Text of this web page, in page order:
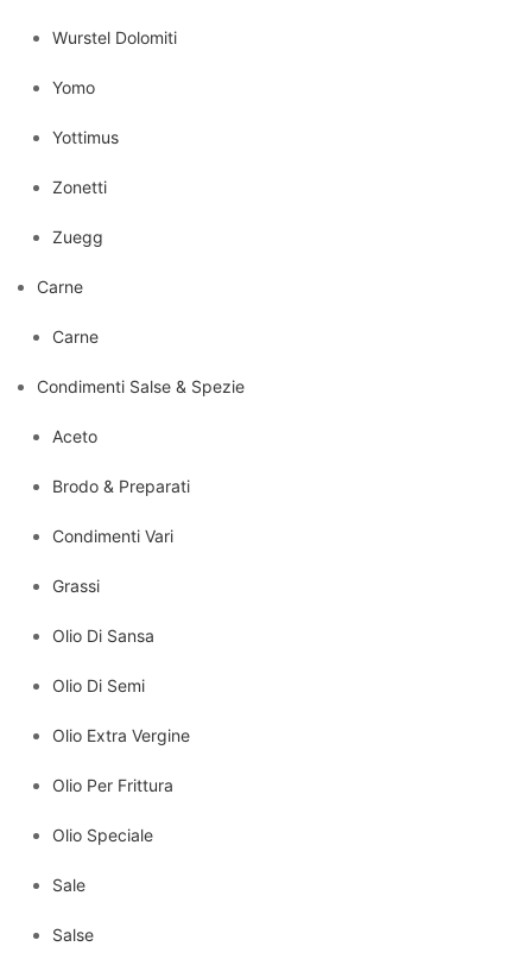
Wurstel Dolomiti
Yomo
Yottimus
Zonetti
Zuegg
Carne
Carne
Condimenti Salse & Spezie
Aceto
Brodo & Preparati
Condimenti Vari
Grassi
Olio Di Sansa
Olio Di Semi
Olio Extra Vergine
Olio Per Frittura
Olio Speciale
Sale
Salse